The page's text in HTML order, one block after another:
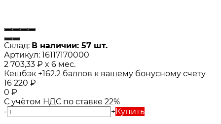
Склад: В наличии: 57 шт.
Артикул: 16117170000
2 703,33 ₽ x 6 мес.
Кешбэк +162.2 баллов к вашему бонусному счету
16 220 ₽
0 ₽
С учётом НДС по ставке 22%
-
+Купить